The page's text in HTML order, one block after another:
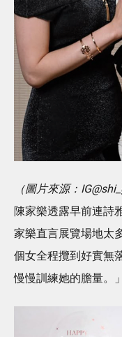
（圖片來源：
陳家樂透露早前連詩
家樂直言展覽場地太
個女全程攬到好實無
慢慢訓練她的膽量。」